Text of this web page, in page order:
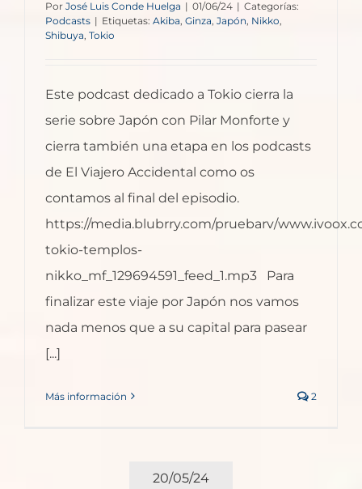
Por José Luis Conde Huelga | 01/06/24 | Categorías:
Podcasts | Etiquetas: Akiba Ginza, Japón, Nikko,
Shibuya Tokio
Este podcast dedicado a Tokio cierra la
serie sobre Japón con Pilar Monforte y
cierra también una etapa en los podcasts
de El Viajero Accidental como os
contamos al final del episodio.
https://media.blubrry.com/pruebarv/
tokio-templos-
nikko_mf_129694591_feed_1.mp3 Para
finalizar este viaje por Japón nos vamos
nada menos que a su capital para pasear
[...]
Más información 2
20/05/24